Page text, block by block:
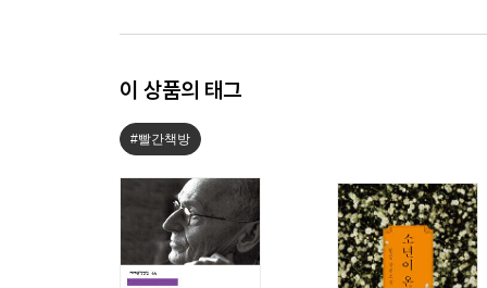
이 상품의 태그
#빨간책방